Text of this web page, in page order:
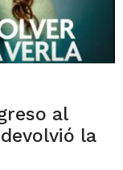
al
la